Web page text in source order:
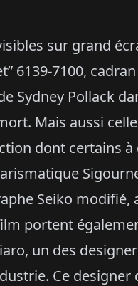
sur grand
6139-7100,
Sydney Pollack
Mais aussi
dont certains
Seiko
portent
un des
Ce designer